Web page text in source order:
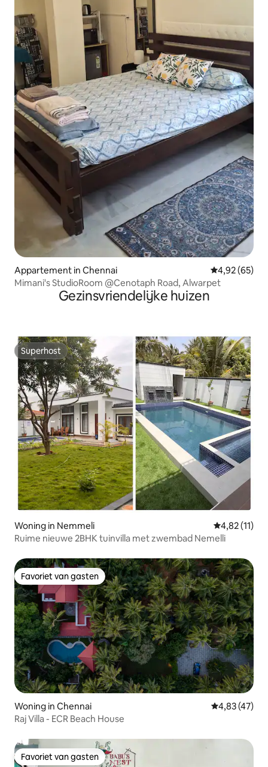
Appartement in Chennai Gemiddelde
4,92 (65)
Mimani's StudioRoom @Cenotaph Road, Alwarpet
Gezinsvriendelijke huizen
Superhost
Superhost
Woning in Nemmeli Gemiddelde
4,82 (11)
Ruime nieuwe 2BHK tuinvilla met zwembad Nemelli
Favoriet van gasten
Favoriet van gasten
Woning in Chennai Gemiddelde
4,83 (47)
Raj Villa - ECR Beach House
Favoriet van gasten
Favoriet van gasten